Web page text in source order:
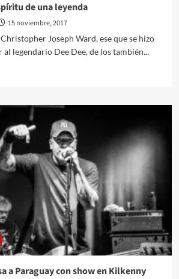
de una leyenda
15 noviembre, 2017
Joseph Ward, ese que se hizo
legendario Dee Dee, de los también...
a Paraguay con show en Kilkenny